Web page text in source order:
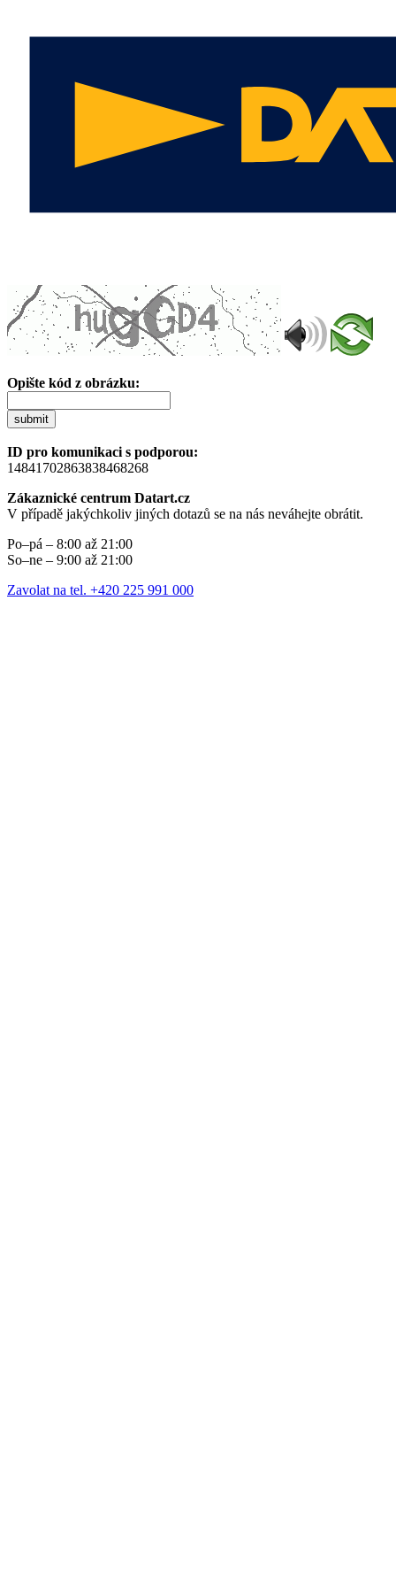
Opište kód z obrázku:
submit
ID pro komunikaci s podporou:
14841702863838468268
Zákaznické centrum Datart.cz
V případě jakýchkoliv jiných dotazů se na nás neváhejte obrátit.
Po–pá – 8:00 až 21:00
So–ne – 9:00 až 21:00
Zavolat na tel. +420 225 991 000